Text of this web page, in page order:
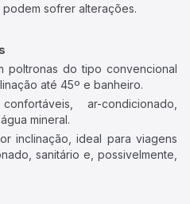
sofrer alterações.
poltronas do tipo convencional
até 45º e banheiro.
ar-condicionado,
mineral.
inclinação, ideal para viagens
sanitário e, possivelmente,